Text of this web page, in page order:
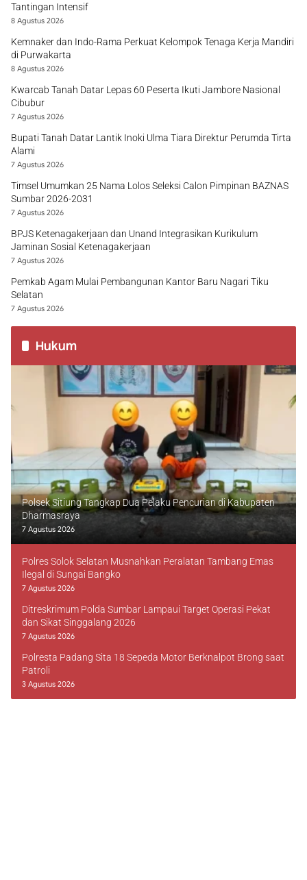
Tantingan Intensif
8 Agustus 2026
Kemnaker dan Indo-Rama Perkuat Kelompok Tenaga Kerja Mandiri
di Purwakarta
8 Agustus 2026
Kwarcab Tanah Datar Lepas 60 Peserta Ikuti Jambore Nasional
Cibubur
7 Agustus 2026
Bupati Tanah Datar Lantik Inoki Ulma Tiara Direktur Perumda Tirta
Alami
7 Agustus 2026
Timsel Umumkan 25 Nama Lolos Seleksi Calon Pimpinan BAZNAS
Sumbar 2026-2031
7 Agustus 2026
BPJS Ketenagakerjaan dan Unand Integrasikan Kurikulum
Jaminan Sosial Ketenagakerjaan
7 Agustus 2026
Pemkab Agam Mulai Pembangunan Kantor Baru Nagari Tiku
Selatan
7 Agustus 2026
Hukum
Polsek Sitiung Tangkap Dua Pelaku Pencurian di Kabupaten
Dharmasraya
7 Agustus 2026
Polres Solok Selatan Musnahkan Peralatan Tambang Emas
Ilegal di Sungai Bangko
7 Agustus 2026
Ditreskrimum Polda Sumbar Lampaui Target Operasi Pekat
dan Sikat Singgalang 2026
7 Agustus 2026
Polresta Padang Sita 18 Sepeda Motor Berknalpot Brong saat
Patroli
3 Agustus 2026